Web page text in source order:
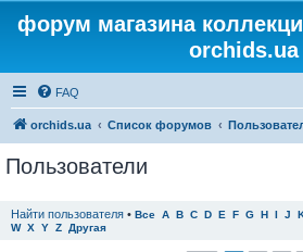
форум магазина
orchids.ua
FAQ
orchids.ua Список форумов
Пользователи
Найти пользователя • Все A B C D E F G H I J
W X Y Z Другая